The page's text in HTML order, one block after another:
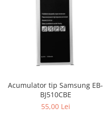
Acumulator tip Samsung EB-
BJ510CBE
55,00 Lei